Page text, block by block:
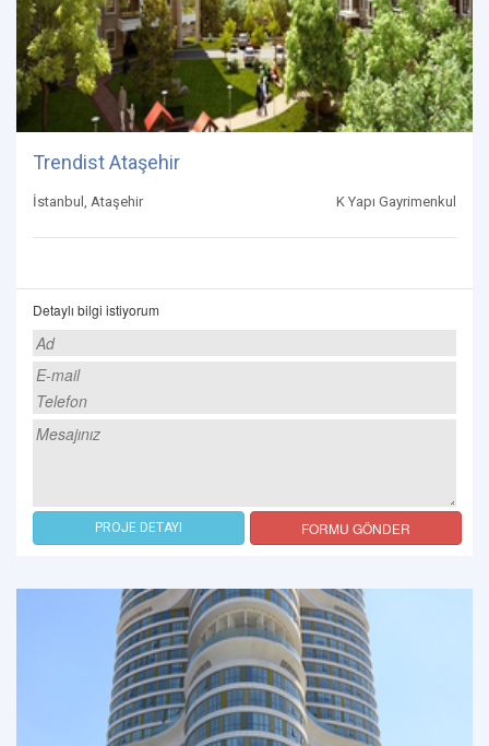
Trendist Ataşehir
İstanbul, Ataşehir K Yapı Gayrimenkul
Detaylı bilgi istiyorum
PROJE DETAYI FORMU GÖNDER